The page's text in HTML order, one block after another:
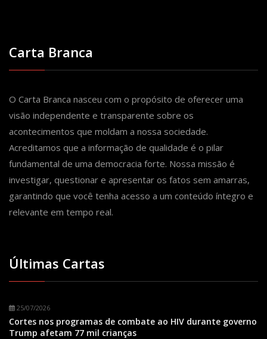
Carta Branca
O Carta Branca nasceu com o propósito de oferecer uma
visão independente e transparente sobre os
acontecimentos que moldam a nossa sociedade.
Acreditamos que a informação de qualidade é o pilar
fundamental de uma democracia forte. Nossa missão é
investigar, questionar e apresentar os fatos sem amarras,
garantindo que você tenha acesso a um conteúdo íntegro e
relevante em tempo real.
Últimas Cartas
25/07/2026
Cortes nos programas de combate ao HIV durante governo
Trump afetam 77 mil crianças